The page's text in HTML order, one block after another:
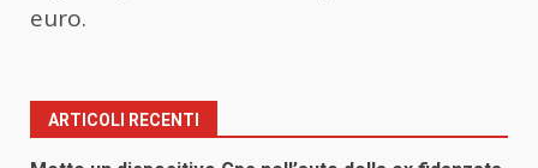
euro.
ARTICOLI RECENTI